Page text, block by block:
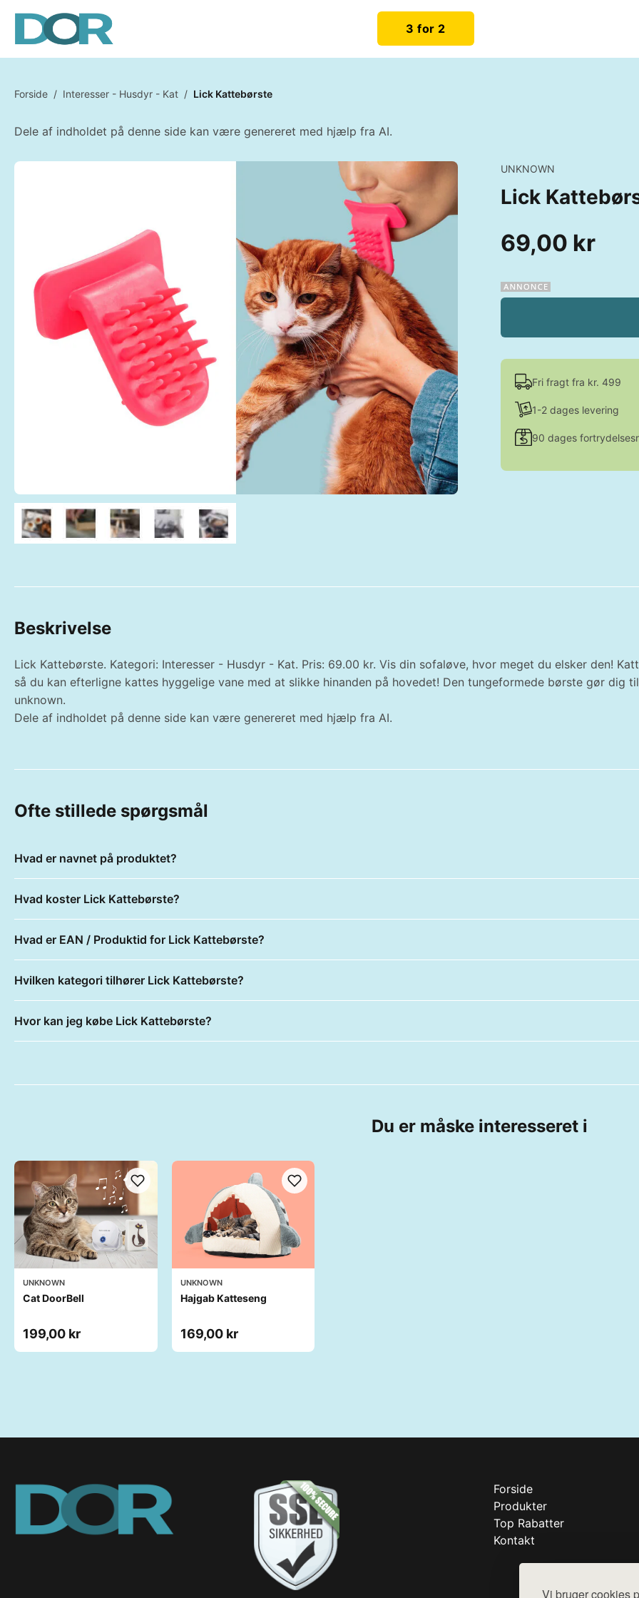
Vi bruger cookies
3 for 2
Forside / Interesser - Husdyr - Kat / Lick Kattebørste
Dele af indholdet på denne side kan være genereret med hjælp fra AI.
UNKNOWN
Lick
69,00 kr
Fri fragt fra kr. 499
1-2 dages levering
90 dages
Beskrivelse
Lick Kattebørste. Kategori: Interesser - Husdyr - Kat. Pris: 69.00 kr. Vis din sofaløve, hvor meget du elsker den!
så du kan efterligne kattes hyggelige vane med at slikke hinanden på hovedet! Den tungeformede børste gør dig
unknown.
Dele af indholdet på denne side kan være genereret med hjælp fra AI.
Ofte stillede spørgsmål
Hvad er navnet på produktet?
Hvad koster Lick Kattebørste?
Hvad er EAN / Produktid for Lick Kattebørste?
Hvilken kategori tilhører Lick Kattebørste?
Hvor kan jeg købe Lick Kattebørste?
Du er måske interesseret i
UNKNOWN
Cat DoorBell
199,00 kr
UNKNOWN
Hajgab Katteseng
169,00 kr
Forside
Produkter
Top Rabatter
Kontakt